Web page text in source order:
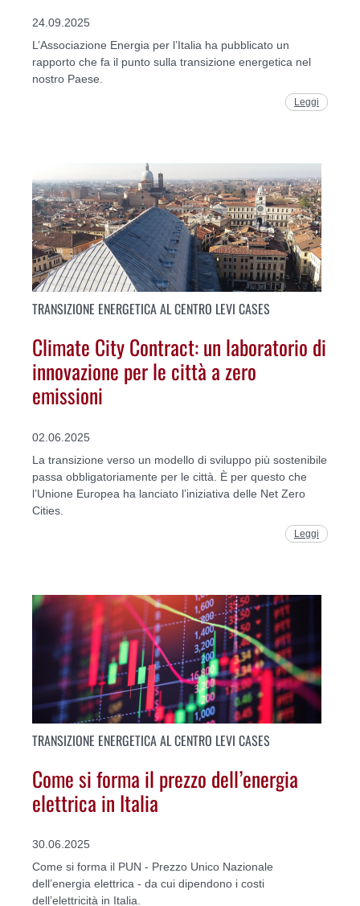
24.09.2025
L’Associazione Energia per l’Italia ha pubblicato un
rapporto che fa il punto sulla transizione energetica nel
nostro Paese.
Leggi
TRANSIZIONE ENERGETICA AL CENTRO LEVI CASES
Climate City Contract: un laboratorio di
innovazione per le città a zero
emissioni
02.06.2025
La transizione verso un modello di sviluppo più sostenibile
passa obbligatoriamente per le città. È per questo che
l’Unione Europea ha lanciato l’iniziativa delle Net Zero
Cities.
Leggi
TRANSIZIONE ENERGETICA AL CENTRO LEVI CASES
Come si forma il prezzo dell’energia
elettrica in Italia
30.06.2025
Come si forma il PUN - Prezzo Unico Nazionale
dell’energia elettrica - da cui dipendono i costi
dell’elettricità in Italia.